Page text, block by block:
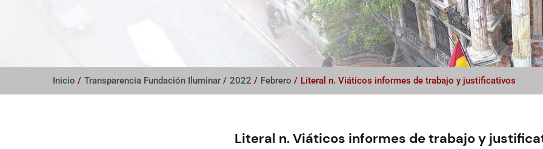
Inicio / Transparencia Fundación Iluminar / 2022 / Febrero / Literal n. Viáticos informes de trabajo y justificativos
Literal n. Viáticos informes de trabajo y